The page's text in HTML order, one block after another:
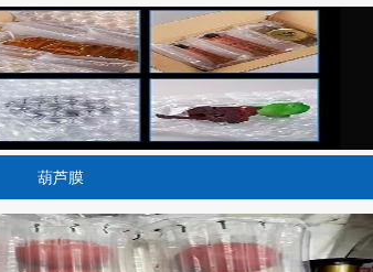
葫芦膜